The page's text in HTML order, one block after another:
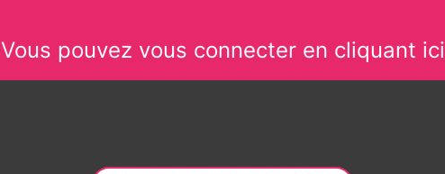
Vous pouvez vous connecter en cliquant ici